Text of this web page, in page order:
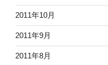
2011年10月
2011年9月
2011年8月